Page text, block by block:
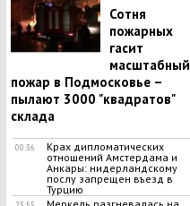
Сотня
пожарных
гасит
масштабный
пожар в Подмосковье –
пылают 3000 "квадратов"
склада
00:36
Крах дипломатических
отношений Амстердама и
Анкары: нидерландскому
послу запрещен въезд в
Турцию